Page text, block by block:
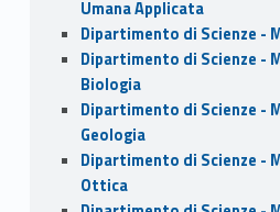
Umana Applicata
Dipartimento di Scienze -
Dipartimento di Scienze -
Biologia
Dipartimento di Scienze -
Geologia
Dipartimento di Scienze -
Ottica